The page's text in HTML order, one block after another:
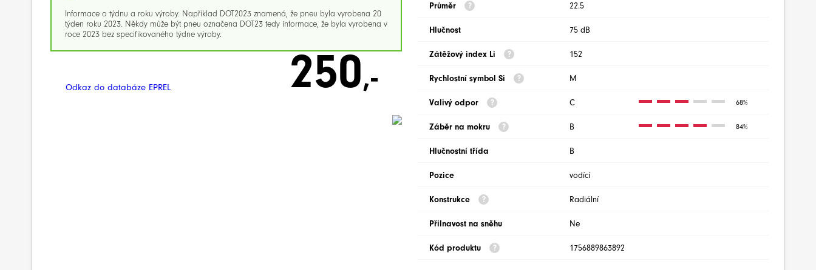
Informace o týdnu a roku výroby. Například DOT2023 znamená, že pneu byla vyrobena 20
týden roku 2023. Někdy může být pneu označena DOT23 tedy informace, že byla vyrobena v
roce 2023 bez specifikovaného týdne výroby.
Odkaz do databáze EPREL 250,-
Průměr 22.5
Hlučnost 75 dB
Zátěžový index Li 152
Rychlostní symbol Si M
Valivý odpor C 68%
Záběr na mokru B 84%
Hlučnostní třída B
Pozice vodící
Konstrukce Radiální
Přilnavost na sněhu Ne
Kód produktu 1756889863892